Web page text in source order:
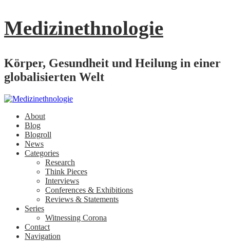
Medizinethnologie
Körper, Gesundheit und Heilung in einer
globalisierten Welt
About
Blog
Blogroll
News
Categories
Research
Think Pieces
Interviews
Conferences & Exhibitions
Reviews & Statements
Series
Witnessing Corona
Contact
Navigation